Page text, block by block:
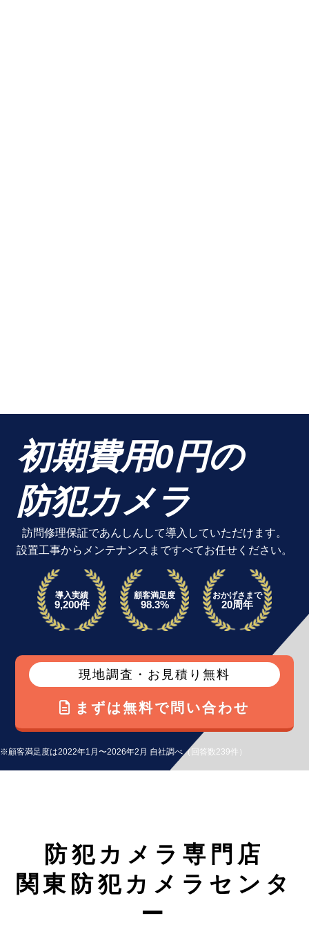
初期費用0円の
防犯カメラ
訪問修理保証であんしんして導入していただけます。
設置工事からメンテナンスまですべてお任せください。
導入実績
9,200件
顧客満足度
98.3%
おかげさまで
20周年
現地調査・お見積り無料
まずは無料で問い合わせ
※顧客満足度は2022年1月〜2026年2月 自社調べ（回答数239件）
防犯カメラ専門店
関東防犯カメラセンタ
ー